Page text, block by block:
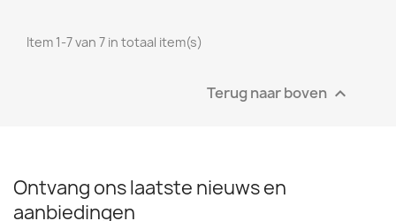
Item 1-7 van 7 in totaal item(s)
Terug naar boven 
Ontvang ons laatste nieuws en
aanbiedingen